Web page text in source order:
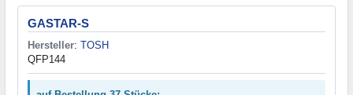
GASTAR-S
Hersteller: TOSH
QFP144